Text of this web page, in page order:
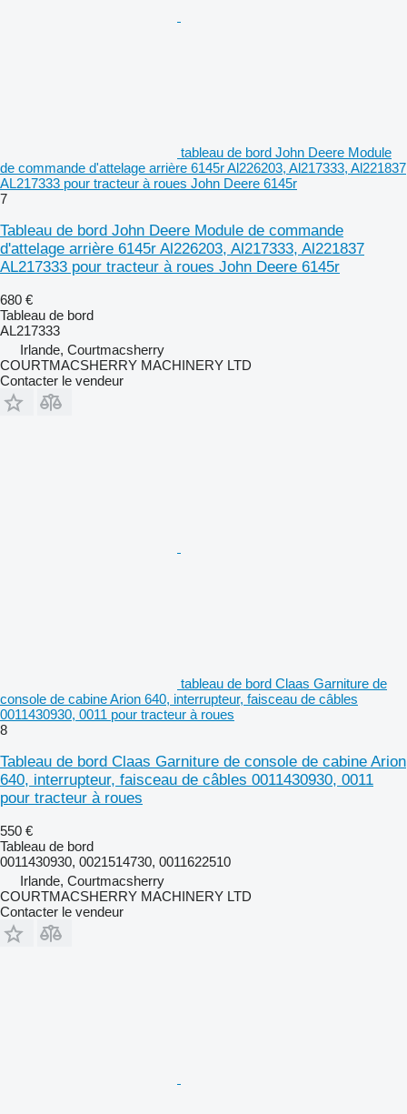
tableau de bord John Deere Module
de commande d'attelage arrière 6145r Al226203, Al217333, Al221837
AL217333 pour tracteur à roues John Deere 6145r
7
Tableau de bord John Deere Module de commande
d'attelage arrière 6145r Al226203, Al217333, Al221837
AL217333 pour tracteur à roues John Deere 6145r
680 €
Tableau de bord
AL217333
Irlande, Courtmacsherry
COURTMACSHERRY MACHINERY LTD
Contacter le vendeur
tableau de bord Claas Garniture de
console de cabine Arion 640, interrupteur, faisceau de câbles
0011430930, 0011 pour tracteur à roues
8
Tableau de bord Claas Garniture de console de cabine Arion
640, interrupteur, faisceau de câbles 0011430930, 0011
pour tracteur à roues
550 €
Tableau de bord
0011430930, 0021514730, 0011622510
Irlande, Courtmacsherry
COURTMACSHERRY MACHINERY LTD
Contacter le vendeur